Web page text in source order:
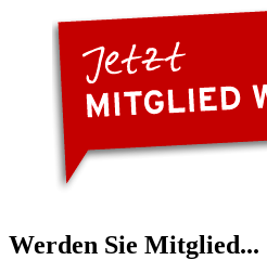
Werden Sie Mitglied...